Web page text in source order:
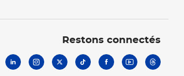
Restons connectés